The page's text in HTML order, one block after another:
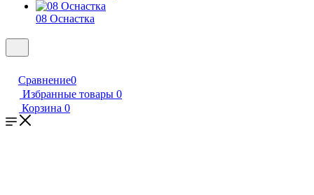
08 Оснастка
Сравнение0
Избранные товары 0
Корзина 0